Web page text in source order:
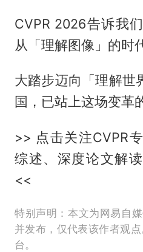
CVPR 2026告诉我
从「理解图像」的时
大踏步迈向「理解
国，已站上这场变革
>> 点击关注CVPR
综述、深度论文解
<<
特别声明：本文为网易自
并发布，仅代表该作者观
台。